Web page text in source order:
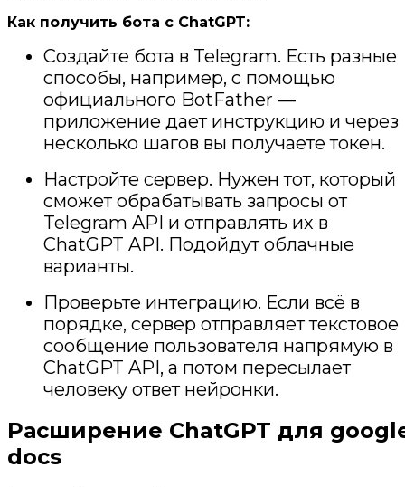
Как получить бота с ChatGPT:
Создайте бота в Telegram. Есть разные
способы, например, с помощью
официального BotFather —
приложение дает инструкцию и через
несколько шагов вы получаете токен.
Настройте сервер. Нужен тот, который
сможет обрабатывать запросы от
Telegram API и отправлять их в
ChatGPT API. Подойдут облачные
варианты.
Проверьте интеграцию. Если всё в
порядке, сервер отправляет текстовое
сообщение пользователя напрямую в
ChatGPT API, а потом пересылает
человеку ответ нейронки.
Расширение ChatGPT для
docs